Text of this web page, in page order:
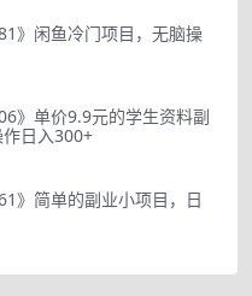
》闲鱼冷门项目，无脑操
》单价9.9元的学生资料副
日入300+
》简单的副业小项目，日